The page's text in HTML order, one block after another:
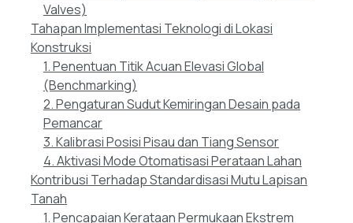
Valves)
Tahapan Implementasi Teknologi di Lokasi
Konstruksi
1. Penentuan Titik Acuan Elevasi Global
(Benchmarking)
2. Pengaturan Sudut Kemiringan Desain pada
Pemancar
3. Kalibrasi Posisi Pisau dan Tiang Sensor
4. Aktivasi Mode Otomatisasi Perataan Lahan
Kontribusi Terhadap Standardisasi Mutu Lapisan
Tanah
1. Pencapaian Kerataan Permukaan Ekstrem